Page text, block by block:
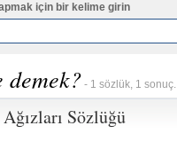
için bir kelime girin
demek? - 1 sözlük, 1 sonuç.
Sözlüğü